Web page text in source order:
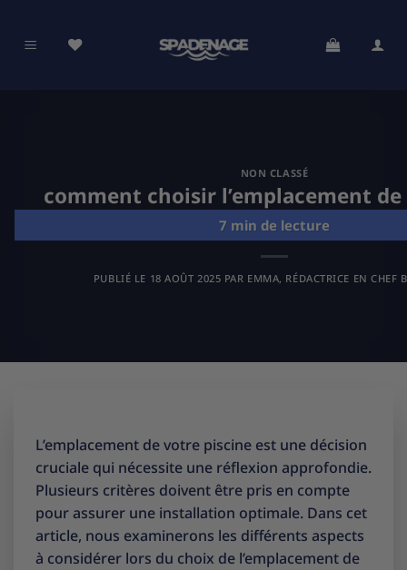
contenu
NON CLASSÉ
comment choisir l’emplacement de
PUBLIÉ LE 18 AOÛT 2025 PAR EMMA, RÉDACTRICE EN CHEF
L’emplacement de votre piscine est une décision
cruciale qui nécessite une réflexion approfondie.
Plusieurs critères doivent être pris en compte
pour assurer une installation optimale. Dans cet
article, nous examinerons les différents aspects
à considérer lors du choix de l’emplacement de